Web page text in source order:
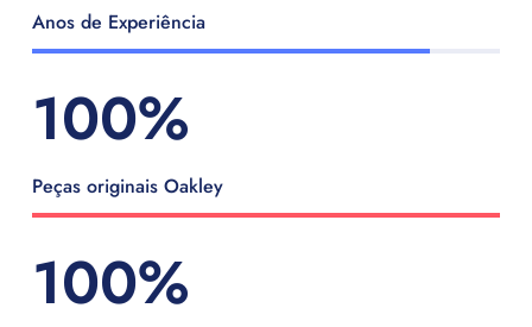
Anos de Experiência
100%
Peças originais Oakley
100%